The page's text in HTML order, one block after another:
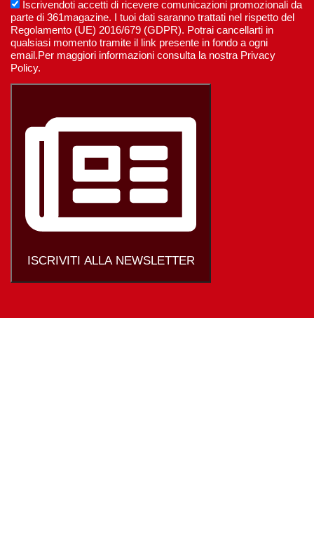
Iscrivendoti accetti di ricevere comunicazioni promozionali da
parte di 361magazine. I tuoi dati saranno trattati nel rispetto del
Regolamento (UE) 2016/679 (GDPR). Potrai cancellarti in
qualsiasi momento tramite il link presente in fondo a ogni
email.Per maggiori informazioni consulta la nostra Privacy
Policy.
ISCRIVITI ALLA NEWSLETTER